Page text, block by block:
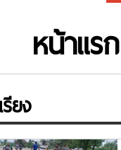
หน้าแรก
ยง